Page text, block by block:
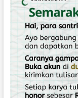
a
w
e
n
i
a
n
d
i